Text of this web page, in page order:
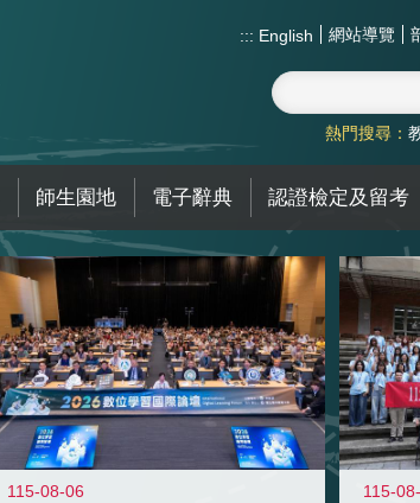
::: English 網站導覽
熱門搜尋：
師生園地 電子辭典 認證檢定及留考
115-08-06 115-